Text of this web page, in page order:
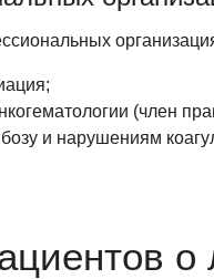
(член
и нарушениям
о